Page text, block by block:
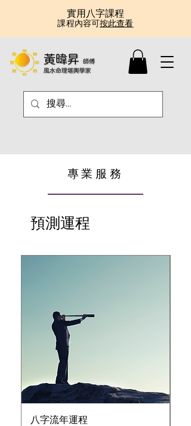
實用八字課程
課程內容可按此查看
專業服務
預測運程
八字流年運程